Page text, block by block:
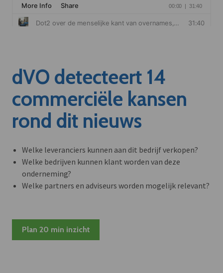
dVO detecteert 14
commerciële kansen
rond dit nieuws
Welke leveranciers kunnen aan dit bedrijf verkopen?
Welke bedrijven kunnen klant worden van deze
onderneming?
Welke partners en adviseurs worden mogelijk relevant?
Plan 20 min inzicht